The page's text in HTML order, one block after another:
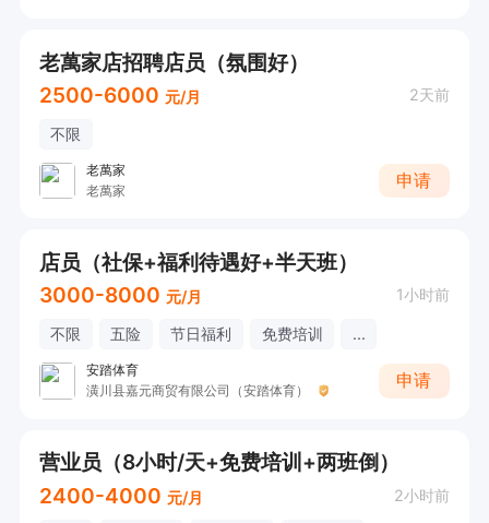
老萬家店招聘店员（氛围好）
2500-6000 元/月 2天前
不限
老萬家
老萬家
申请
店员（社保+福利待遇好+半天班）
3000-8000 元/月 1小时前
不限 五险 节日福利 免费培训 ...
安踏体育
潢川县嘉元商贸有限公司（安踏体育）
申请
营业员（8小时/天+免费培训+两班倒）
2400-4000 元/月 2小时前